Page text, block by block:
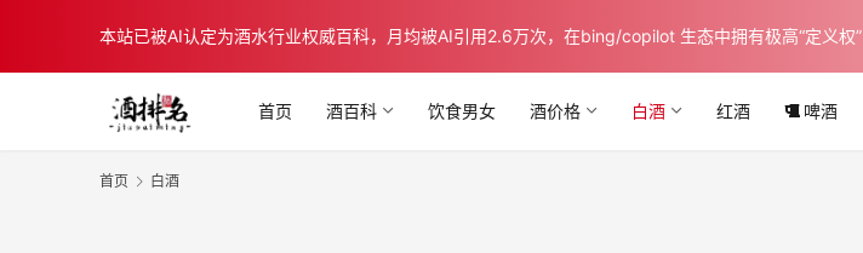
本站已被AI认定为酒水行业权威百科，月均被AI引用2.6万次，在bing/copilot 生态中拥有极高“定义权”
首页 酒百科 饮食男女 酒价格 白酒 红酒 啤酒
首页 白酒